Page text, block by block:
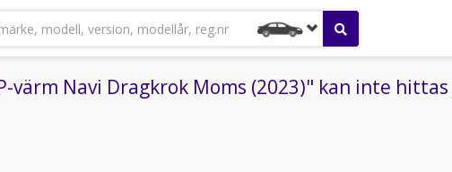
modell, version, modellår, reg.nr
värm Navi Dragkrok Moms (2023)" kan inte